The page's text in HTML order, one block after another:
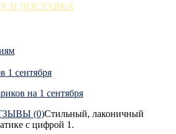
И ДОСТАВКА
1 сентября
(0)Стильный, лаконичный
с цифрой 1.